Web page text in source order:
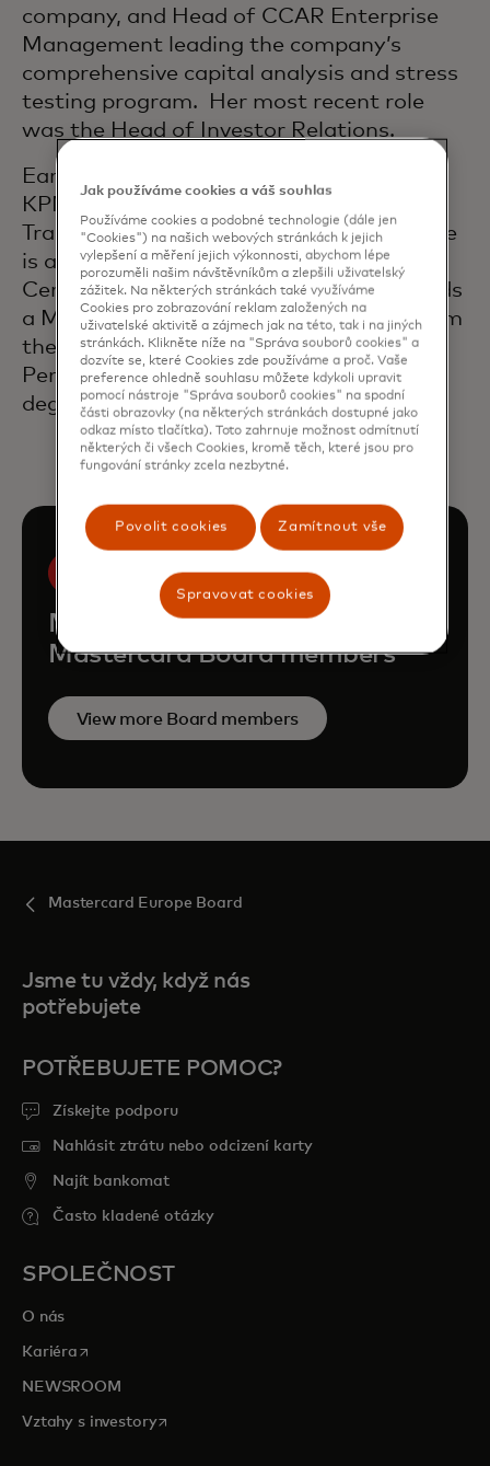
company, and Head of CCAR Enterprise
Management leading the company’s
comprehensive capital analysis and stress
testing program. Her most recent role
was the Head of Investor Relations.
Earlier in her career, Vivian worked at
KPMG in its Assurance Practice and
Transaction Advisory Services Group. She
is a member of the American Institute of
Certified Public Accountants. Vivian holds
a Master of Business Administration from
the Wharton School at the University of
Pennsylvania and a Bachelor of Science
degree from Binghamton University.
Meet the rest of the
Mastercard Board members
View more Board members
Mastercard Europe Board
Jsme tu vždy, když nás
potřebujete
POTŘEBUJETE POMOC?
Získejte podporu
Nahlásit ztrátu nebo odcizení karty
Najít bankomat
Často kladené otázky
SPOLEČNOST
O nás
Kariéra opens in a new tab
NEWSROOM
Vztahy s investoryopens in a new tab
Jak používáme cookies a váš souhlas
Používáme cookies a podobné technologie (dále jen
"Cookies") na našich webových stránkách k jejich
vylepšení a měření jejich výkonnosti, abychom lépe
porozuměli našim návštěvníkům a zlepšili uživatelský
zážitek. Na některých stránkách také využíváme
Cookies pro zobrazování reklam založených na
uživatelské aktivitě a zájmech jak na této, tak i na jiných
stránkách. Klikněte níže na "Správa souborů cookies" a
dozvíte se, které Cookies zde používáme a proč. Vaše
preference ohledně souhlasu můžete kdykoli upravit
pomocí nástroje "Správa souborů cookies" na spodní
části obrazovky (na některých stránkách dostupné jako
odkaz místo tlačítka). Toto zahrnuje možnost odmítnutí
některých či všech Cookies, kromě těch, které jsou pro
fungování stránky zcela nezbytné.
Povolit cookies Zamítnout vše
Spravovat cookies